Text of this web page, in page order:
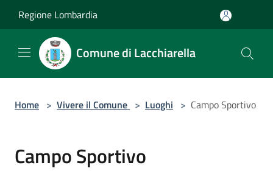
Regione Lombardia
Comune di Lacchiarella
Home > Vivere il Comune > Luoghi > Campo Sportivo
Campo Sportivo